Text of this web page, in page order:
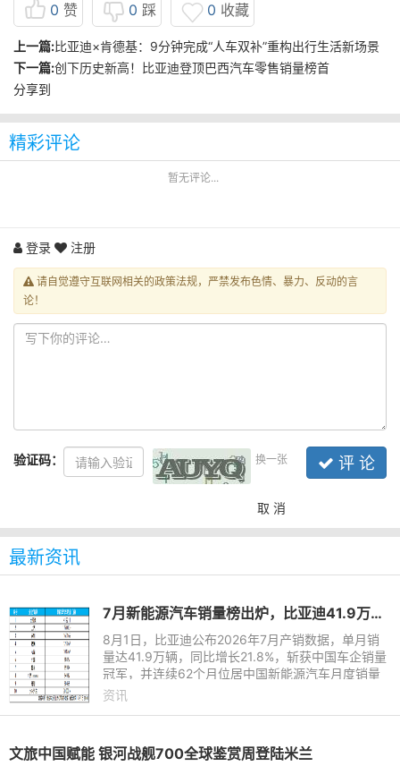
0 赞 0 踩 0 收藏
上一篇:比亚迪×肯德基：9分钟完成“人车双补”重构出行生活新场景
下一篇:创下历史新高！比亚迪登顶巴西汽车零售销量榜首
分享到
精彩评论
暂无评论...
登录 注册
请自觉遵守互联网相关的政策法规，严禁发布色情、暴力、反动的言
论！
验证码： 换一张 评 论
取 消
最新资讯
7月新能源汽车销量榜出炉，比亚迪41.9万辆稳居榜首
8月1日，比亚迪公布2026年7月产销数据，单月销
量达41.9万辆，同比增长21.8%，斩获中国车企销量
冠军，并连续62个月位居中国新能源汽车月度销量
首位。这份强劲表现延续至下半年，继2026年上半
资讯
文旅中国赋能 银河战舰700全球鉴赏周登陆米兰